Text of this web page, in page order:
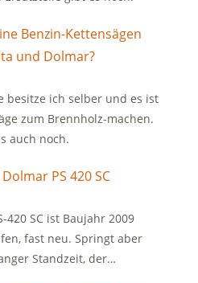
Benzin-Kettensägen
und Dolmar?
besitze ich selber und es ist
zum Brennholz-machen.
auch noch.
PS 420 SC
420 SC ist Baujahr 2009
fast neu. Springt aber
Standzeit, der…